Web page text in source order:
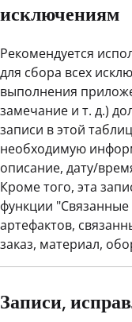
исключениям
Рекомендуется
для сбора всех
выполнения
замечание и т. д.)
записи в этой
необходимую
описание, дату/
Кроме того, эта
функции "Связанные
артефактов,
заказ, материал,
Записи,